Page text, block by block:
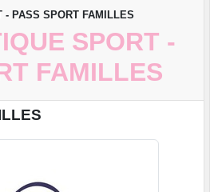
- PASS SPORT FAMILLES
SPORT -
FAMILLES